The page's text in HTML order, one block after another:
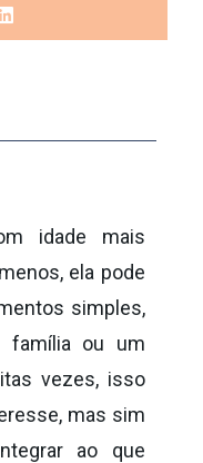
idade mais
ela pode
simples,
família ou um
vezes, isso
mas sim
ao que